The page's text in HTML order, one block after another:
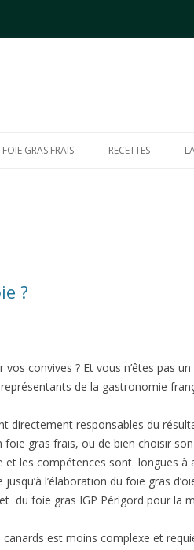
FOIE GRAS FRAIS RECETTES
?
convives ? Et vous n’êtes pas
de la gastronomie
directement responsables du
gras frais, ou de bien choisir
les compétences sont longues à
l’élaboration du foie gras
du foie gras IGP Périgord pour la
est moins complexe et